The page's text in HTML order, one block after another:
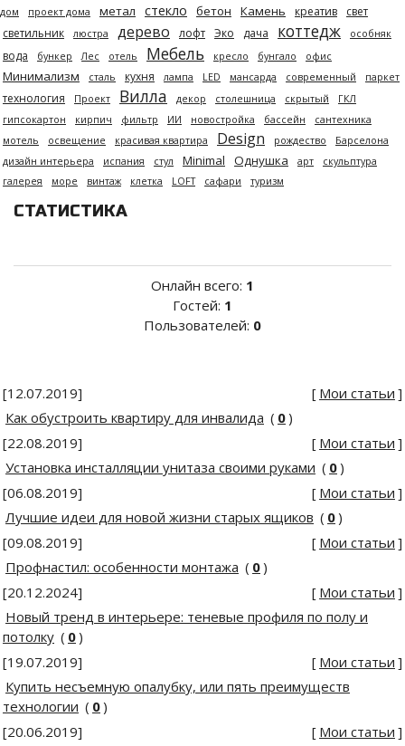
дом
проект дома метал стекло бетон Камень креатив
свет
светильник
люстра дерево лофт Эко дача коттедж особняк
вода бункер Лес отель Мебель кресло бунгало офис
Минимализм сталь кухня лампа LED мансарда современный паркет
технология Проект Вилла декор столешница скрытый
ГКЛ
гипсокартон
кирпич фильтр ИИ новостройка бассейн
сантехника
мотель
освещение красивая квартира Design рождество
Барселона
дизайн интерьера
испания стул Minimal Однушка арт
скульптура
галерея
море винтаж клетка LOFT сафари туризм
СТАТИСТИКА
Онлайн всего: 1
Гостей: 1
Пользователей: 0
[12.07.2019] [ Мои статьи ]
Как обустроить квартиру для инвалида ( 0)
[22.08.2019]
[ Мои статьи ]
Установка инсталляции унитаза своими руками ( 0)
[06.08.2019]
[ Мои статьи ]
Лучшие идеи для новой жизни старых ящиков ( 0)
[09.08.2019]
[ Мои статьи ]
Профнастил: особенности монтажа ( 0)
[20.12.2024]
[ Мои статьи ]
Новый тренд в интерьере: теневые профиля по полу и
потолку ( 0)
[19.07.2019]
[ Мои статьи ]
Купить несъемную опалубку, или пять преимуществ
технологии ( 0)
[20.06.2019]
[ Мои статьи ]